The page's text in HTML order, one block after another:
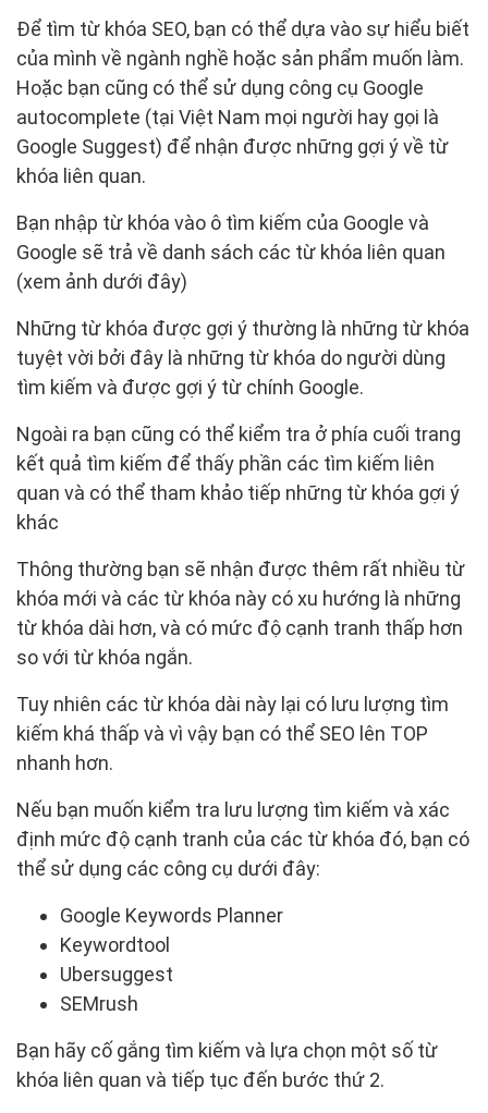
Để tìm từ khóa SEO, bạn có thể dựa vào sự hiểu biết
của mình về ngành nghề hoặc sản phẩm muốn làm.
Hoặc bạn cũng có thể sử dụng công cụ Google
autocomplete (tại Việt Nam mọi người hay gọi là
Google Suggest) để nhận được những gợi ý về từ
khóa liên quan.
Bạn nhập từ khóa vào ô tìm kiếm của Google và
Google sẽ trả về danh sách các từ khóa liên quan
(xem ảnh dưới đây)
Những từ khóa được gợi ý thường là những từ khóa
tuyệt vời bởi đây là những từ khóa do người dùng
tìm kiếm và được gợi ý từ chính Google.
Ngoài ra bạn cũng có thể kiểm tra ở phía cuối trang
kết quả tìm kiếm để thấy phần các tìm kiếm liên
quan và có thể tham khảo tiếp những từ khóa gợi ý
khác
Thông thường bạn sẽ nhận được thêm rất nhiều từ
khóa mới và các từ khóa này có xu hướng là những
từ khóa dài hơn, và có mức độ cạnh tranh thấp hơn
so với từ khóa ngắn.
Tuy nhiên các từ khóa dài này lại có lưu lượng tìm
kiếm khá thấp và vì vậy bạn có thể SEO lên TOP
nhanh hơn.
Nếu bạn muốn kiểm tra lưu lượng tìm kiếm và xác
định mức độ cạnh tranh của các từ khóa đó, bạn có
thể sử dụng các công cụ dưới đây:
Google Keywords Planner
Keywordtool
Ubersuggest
SEMrush
Bạn hãy cố gắng tìm kiếm và lựa chọn một số từ
khóa liên quan và tiếp tục đến bước thứ 2.